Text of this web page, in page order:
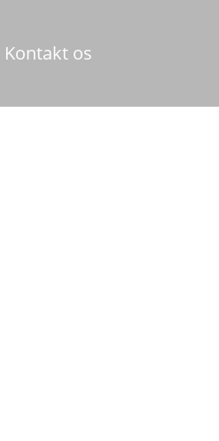
Kontakt os